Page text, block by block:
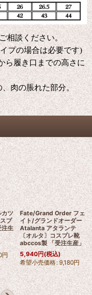
相談ください。
プの場合は必要です)
ら履き口までの高さに
肉の脹れた部分。
カツ
プ
生
円
Fate/Grand Order フェ
イト/グランドオーダー
Atalanta アタランテ
〔オルタ〕コスプレ靴
abccos製 「受注生産」
5,940円(税込)
希望小売価格: 9,180円